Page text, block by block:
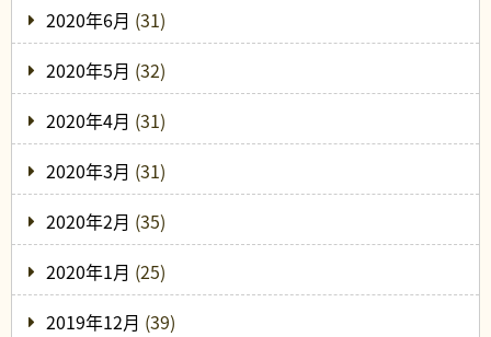
2020年6月 (31)
2020年5月 (32)
2020年4月 (31)
2020年3月 (31)
2020年2月 (35)
2020年1月 (25)
2019年12月 (39)